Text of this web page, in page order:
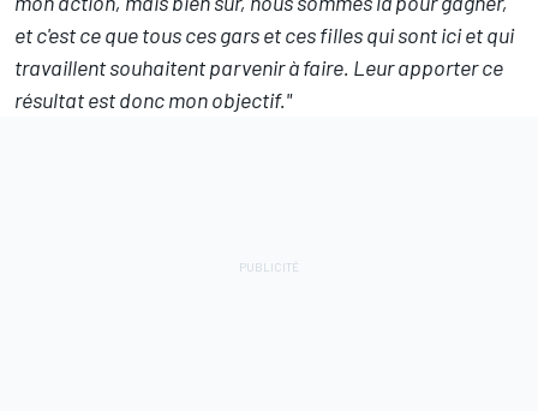
et c'est ce que tous ces gars et ces filles qui sont ici et qui
travaillent souhaitent parvenir à faire. Leur apporter ce
résultat est donc mon objectif."